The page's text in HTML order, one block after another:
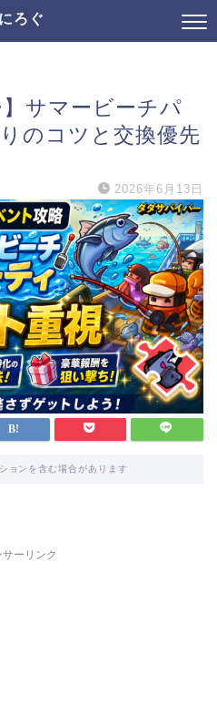
ろぐ
】サマービーチパ
のコツと交換優先
2026年6月13日
ョンを含む場合があります
サーリンク